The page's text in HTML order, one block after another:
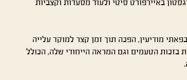
באיירפורט סיטי ולעוד מסעדות וקצביות
מודיעין, הפכה תוך זמן קצר למוקד עלייה
בזכות הטעמים וגם המראה הייחודי שלה, הכולל